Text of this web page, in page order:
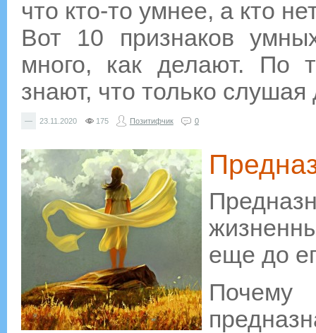
что кто-то умнее, а кто
Вот 10 признаков
много, как делают. По
знают, что только
— 23.11.2020 175 Позитифчик 0
еще до